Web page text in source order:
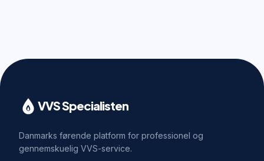
VVS Specialisten
Danmarks førende platform for professionel og
gennemskuelig VVS-service.